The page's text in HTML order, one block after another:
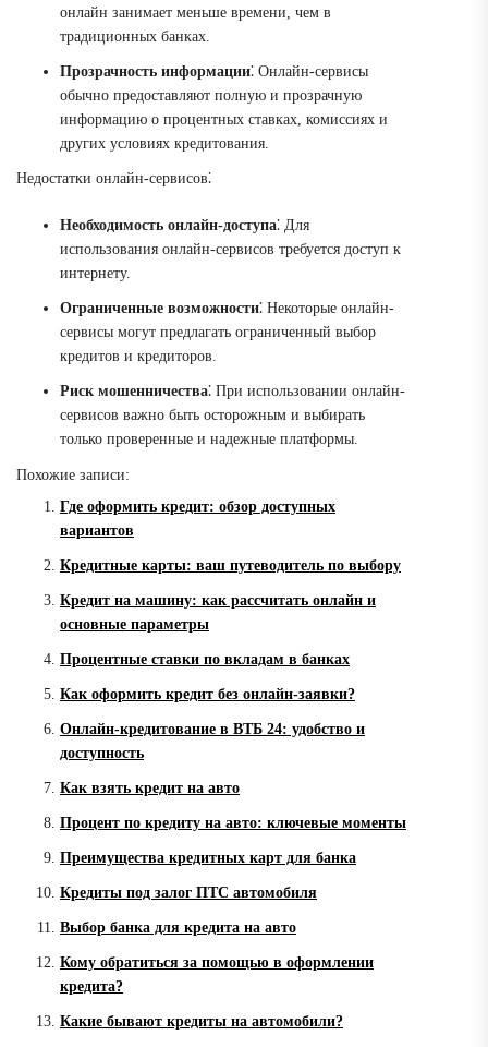
онлайн занимает меньше времени, чем в
традиционных банках.
Прозрачность информации⁚ Онлайн-сервисы
обычно предоставляют полную и прозрачную
информацию о процентных ставках, комиссиях и
других условиях кредитования.
Недостатки онлайн-сервисов⁚
Необходимость онлайн-доступа⁚ Для
использования онлайн-сервисов требуется доступ к
интернету.
Ограниченные возможности⁚ Некоторые онлайн-
сервисы могут предлагать ограниченный выбор
кредитов и кредиторов.
Риск мошенничества⁚ При использовании онлайн-
сервисов важно быть осторожным и выбирать
только проверенные и надежные платформы.
Похожие записи:
Где оформить кредит: обзор доступных
вариантов
Кредитные карты: ваш путеводитель по выбору
Кредит на машину: как рассчитать онлайн и
основные параметры
Процентные ставки по вкладам в банках
Как оформить кредит без онлайн-заявки?
Онлайн-кредитование в ВТБ 24: удобство и
доступность
Как взять кредит на авто
Процент по кредиту на авто: ключевые моменты
Преимущества кредитных карт для банка
Кредиты под залог ПТС автомобиля
Выбор банка для кредита на авто
Кому обратиться за помощью в оформлении
кредита?
Какие бывают кредиты на автомобили?